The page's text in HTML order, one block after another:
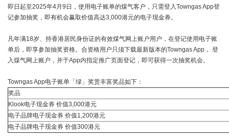
即日起至2025年4月9日，使用电子账单的煤气客户，只需登入Towngas App登
记参加抽奖，即有机会赢取价值高达3,000港元的电子现金券。
凡年满18岁、持香港居民身份证的有效煤气网上账户用户，在登记使用电子账
单后，即享参加抽奖资格。合资格用户只须下载最新版本的Towngas App， 登
入煤气网上账户，并于App内指定推广页面登记，即可获得一次抽奖机会。
Towngas App电子账单「绿」奖赏丰富奖品如下：
奖品
Klook电子现金券 价值3,000港元
电子品牌电子现金券 价值1,200港元
电子品牌电子现金券 价值300港元